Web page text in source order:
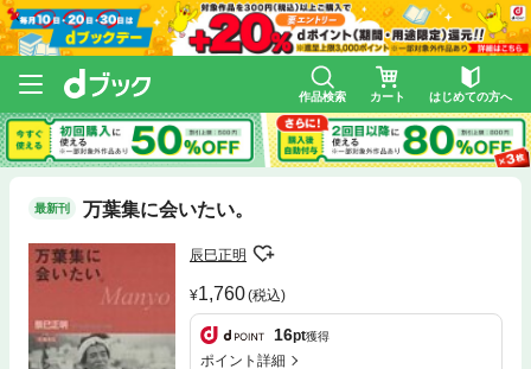
作品検索 カート はじめての方へ
最新刊 万葉集に会いたい。
辰巳正明
1,760(税込)
16pt獲得
ポイント詳細